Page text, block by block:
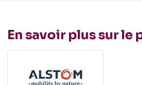
En savoir plus sur le